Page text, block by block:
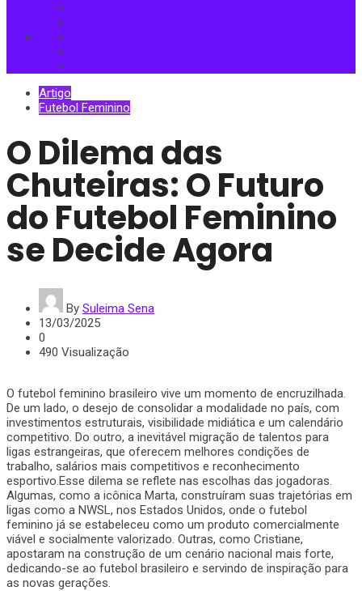
Artigo
Futebol Feminino
O Dilema das
Chuteiras: O Futuro
do Futebol Feminino
se Decide Agora
By Suleima Sena
13/03/2025
0
490 Visualização
O futebol feminino brasileiro vive um momento de encruzilhada.
De um lado, o desejo de consolidar a modalidade no país, com
investimentos estruturais, visibilidade midiática e um calendário
competitivo. Do outro, a inevitável migração de talentos para
ligas estrangeiras, que oferecem melhores condições de
trabalho, salários mais competitivos e reconhecimento
esportivo.Esse dilema se reflete nas escolhas das jogadoras.
Algumas, como a icônica Marta, construíram suas trajetórias em
ligas como a NWSL, nos Estados Unidos, onde o futebol
feminino já se estabeleceu como um produto comercialmente
viável e socialmente valorizado. Outras, como Cristiane,
apostaram na construção de um cenário nacional mais forte,
dedicando-se ao futebol brasileiro e servindo de inspiração para
as novas gerações.